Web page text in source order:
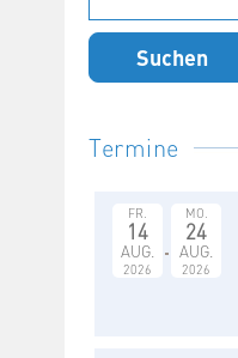
nach:
Termine
FR.
14
AUG.
2026
MO.
24
AUG.
2026